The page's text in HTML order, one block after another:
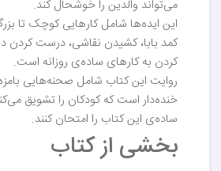
می‌تواند والدین را خوشحال کند.
این ایده‌ها شامل کارهایی کوچک تا
کمد بابا، کشیدن نقاشی، درست کردن
کردن به کارهای ساده‌ی روزانه است.
روایت این کتاب شامل صحنه‌هایی
خنده‌دار است که کودکان را تشویق
ساده‌ی این کتاب را امتحان کنند.
بخشی از کتاب